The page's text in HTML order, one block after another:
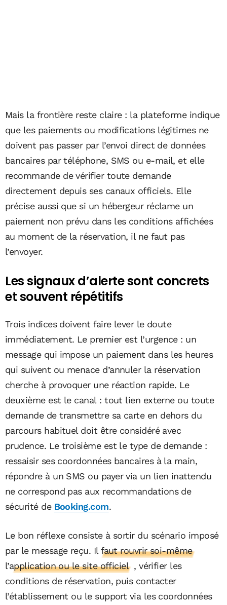
Mais la frontière reste claire : la plateforme indique
que les paiements ou modifications légitimes ne
doivent pas passer par l’envoi direct de données
bancaires par téléphone, SMS ou e-mail, et elle
recommande de vérifier toute demande
directement depuis ses canaux officiels. Elle
précise aussi que si un hébergeur réclame un
paiement non prévu dans les conditions affichées
au moment de la réservation, il ne faut pas
l’envoyer.
Les signaux d’alerte sont concrets
et souvent répétitifs
Trois indices doivent faire lever le doute
immédiatement. Le premier est l’urgence : un
message qui impose un paiement dans les heures
qui suivent ou menace d’annuler la réservation
cherche à provoquer une réaction rapide. Le
deuxième est le canal : tout lien externe ou toute
demande de transmettre sa carte en dehors du
parcours habituel doit être considéré avec
prudence. Le troisième est le type de demande :
ressaisir ses coordonnées bancaires à la main,
répondre à un SMS ou payer via un lien inattendu
ne correspond pas aux recommandations de
sécurité de Booking.com.
Le bon réflexe consiste à sortir du scénario imposé
par le message reçu. Il faut rouvrir soi-même
l’application ou le site officiel , vérifier les
conditions de réservation, puis contacter
l’établissement ou le support via les coordonnées